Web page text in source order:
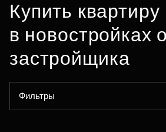
Купить
в новостройках
застройщика
Фильтры